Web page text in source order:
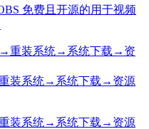
免费且开源的用于视频
装系统→系统下载→资源
装系统→系统下载→资源